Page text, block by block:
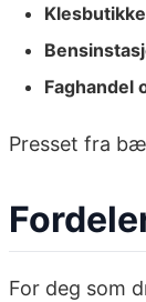
Faghandel
Presset fra
For deg som